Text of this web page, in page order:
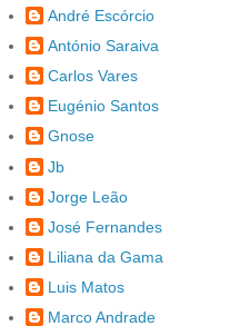
André Escórcio
António Saraiva
Carlos Vares
Eugénio Santos
Gnose
Jb
Jorge Leão
José Fernandes
Liliana da Gama
Luis Matos
Marco Andrade